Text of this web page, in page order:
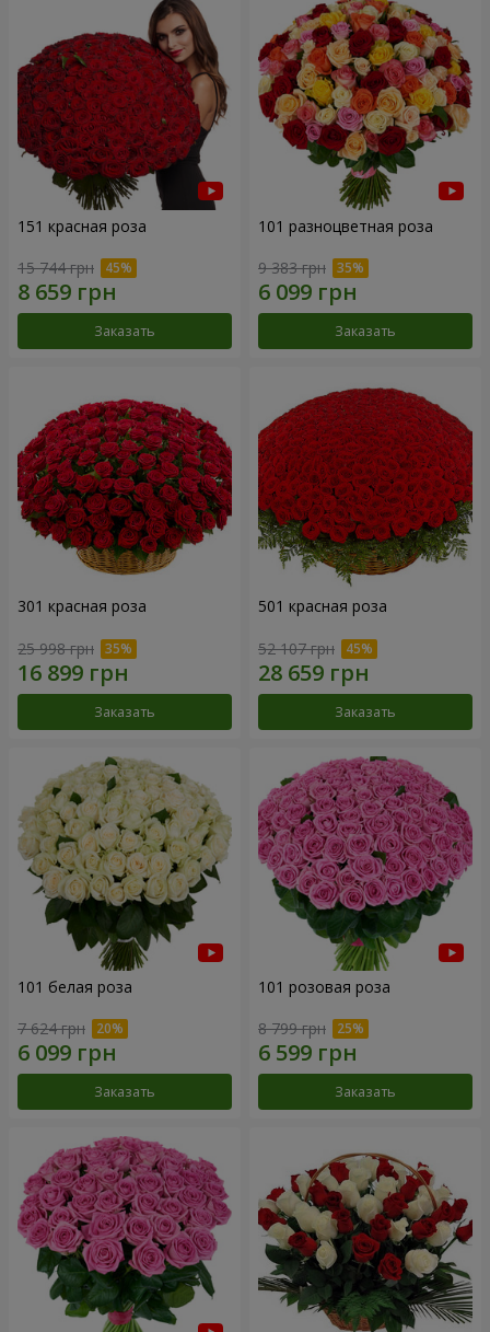
151 красная роза
15 744 грн
Заказать
101 разноцветная роза
9 383 грн
Заказать
301 красная роза
25 998 грн
Заказать
501 красная роза
52 107 грн
Заказать
101 белая роза
7 624 грн
Заказать
101 розовая роза
8 799 грн
Заказать